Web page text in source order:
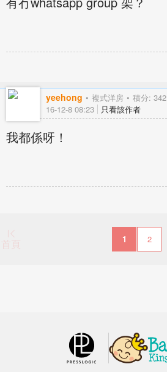
yeehong 複式洋房 積分: 342
16-12-8 08:23 只看該作者
我都係呀！
首頁 1 2